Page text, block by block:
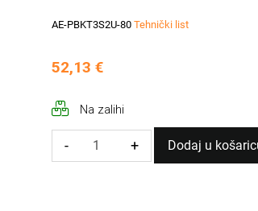
AE-PBKT3S2U-80Tehnički list
52,13€
Na zalihi
- + Dodaj u